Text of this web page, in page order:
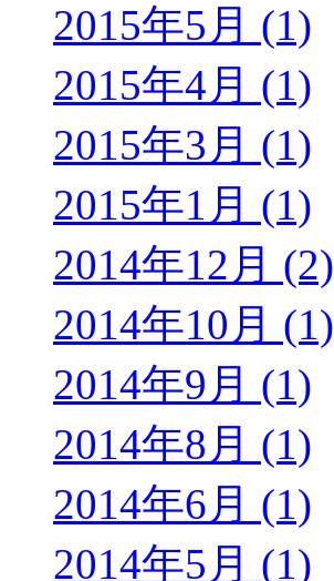
2015年5月 (1)
2015年4月 (1)
2015年3月 (1)
2015年1月 (1)
2014年12月 (2)
2014年10月 (1)
2014年9月 (1)
2014年8月 (1)
2014年6月 (1)
2014年5月 (1)